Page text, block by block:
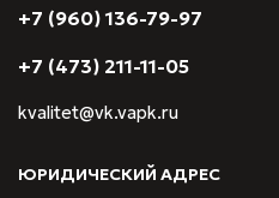
+7 (960) 136-79-97
+7 (473) 211-11-05
kvalitet@vk.vapk.ru
ЮРИДИЧЕСКИЙ АДРЕС